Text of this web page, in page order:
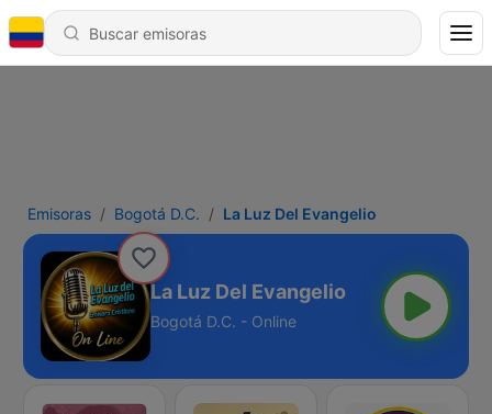
Emisoras Bogotá D.C. La Luz Del Evangelio
La Luz Del Evangelio
Bogotá D.C. - Online